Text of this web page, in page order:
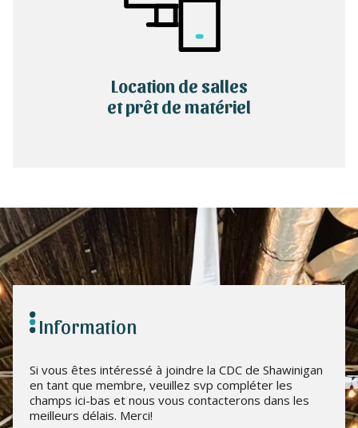
Location de salles
et prêt de matériel
Information
Si vous êtes intéressé à joindre la CDC de Shawinigan
en tant que membre, veuillez svp compléter les
champs ici-bas et nous vous contacterons dans les
meilleurs délais. Merci!